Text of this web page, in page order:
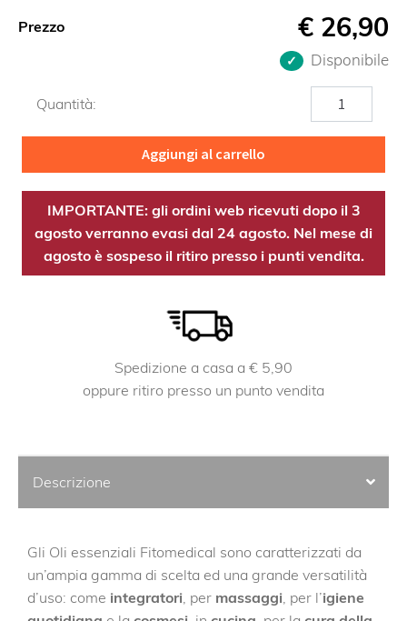
Prezzo € 26,90
Disponibile
Quantità:
Zenzero
OE
quantità
Aggiungi al carrello
IMPORTANTE: gli ordini web ricevuti dopo il 3
agosto verranno evasi dal 24 agosto. Nel mese di
agosto è sospeso il ritiro presso i punti vendita.
Spedizione a casa a € 5,90
oppure ritiro presso un punto vendita
Descrizione
Gli Oli essenziali Fitomedical sono caratterizzati da
un’ampia gamma di scelta ed una grande versatilità
d’uso: come integratori , per massaggi , per l’igiene